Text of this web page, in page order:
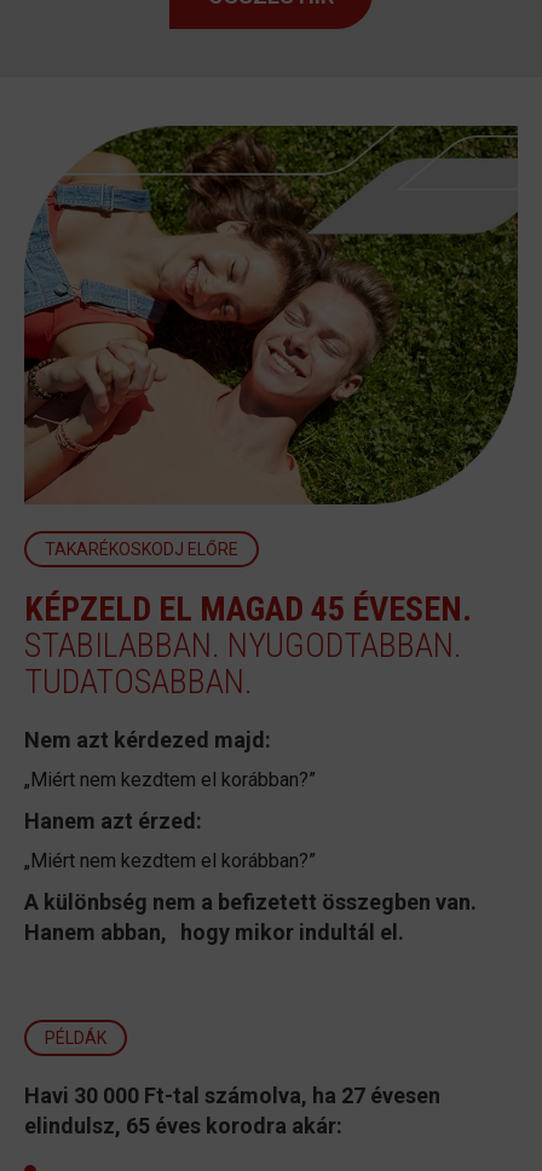
TAKARÉKOSKODJ ELŐRE
KÉPZELD EL MAGAD 45 ÉVESEN.
STABILABBAN. NYUGODTABBAN.
TUDATOSABBAN.
Nem azt kérdezed majd:
„Miért nem kezdtem el korábban?”
Hanem azt érzed:
„Miért nem kezdtem el korábban?”
A különbség nem a befizetett összegben van.
Hanem abban, hogy mikor indultál el.
PÉLDÁK
Havi 30 000 Ft-tal számolva, ha 27 évesen
elindulsz, 65 éves korodra akár: